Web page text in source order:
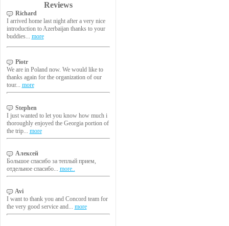
Reviews
Richard
I arrived home last night after a very nice
introduction to Azerbaijan thanks to your
buddies... more
Piotr
We are in Poland now. We would like to
thanks again for the organization of our
tour... more
Stephen
I just wanted to let you know how much i
thoroughly enjoyed the Georgia portion of
the trip... more
Алексей
Большое спасибо за теплый прием,
отдельное спасибо... more..
Avi
I want to thank you and Concord team for
the very good service and... more